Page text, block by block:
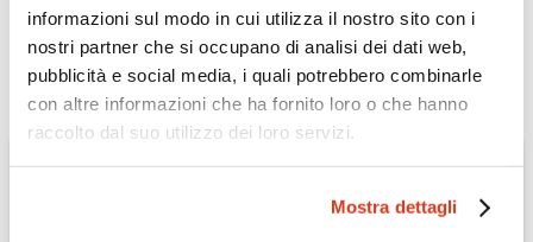
informazioni sul modo in cui utilizza il nostro sito con i
nostri partner che si occupano di analisi dei dati web,
pubblicità e social media, i quali potrebbero combinarle
con altre informazioni che ha fornito loro o che hanno
raccolto dal suo utilizzo dei loro servizi.
Mostra dettagli
Scopri l'Hotel »